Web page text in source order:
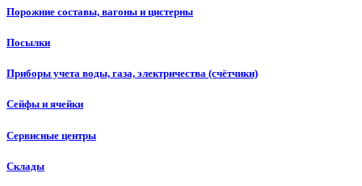
Порожние составы, вагоны и цистерны
Посылки
Приборы учета воды, газа, электричества (счётчики)
Сейфы и ячейки
Сервисные центры
Склады